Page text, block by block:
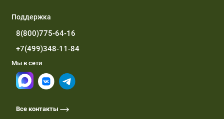
Поддержка
8(800)775-64-16
+7(499)348-11-84
Мы в сети
Все контакты